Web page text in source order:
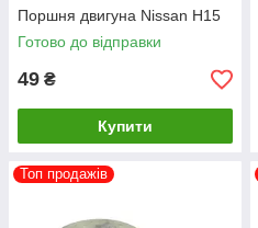
Поршня двигуна Nissan H15
Готово до відправки
49 ₴
Купити
Топ продажів